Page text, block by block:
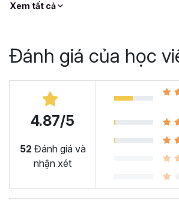
Xem tất cả
Đánh giá của học
4.87/5
52 Đánh giá và
nhận xét